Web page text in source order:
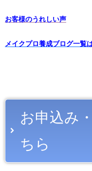
お客様のうれしい声
メイクプロ養成ブログ一覧
お申込み
ちら